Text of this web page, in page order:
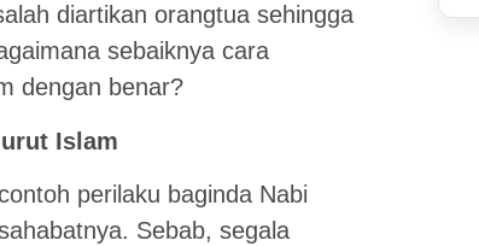
diartikan orangtua sehingga
sebaiknya cara
dengan benar?
Islam
perilaku baginda Nabi
Sebab, segala